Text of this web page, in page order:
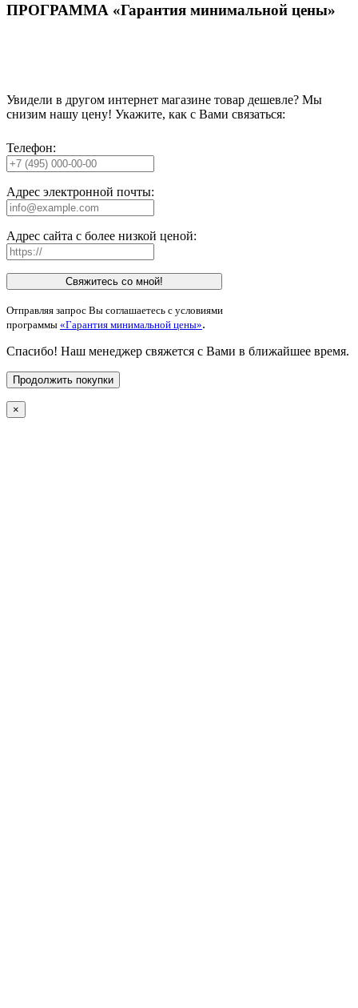
ПРОГРАММА «Гарантия минимальной цены»
Увидели в другом интернет магазине товар дешевле? Мы
снизим нашу цену! Укажите, как с Вами связаться:
Телефон:
Адрес электронной почты:
Адрес сайта с более низкой ценой:
Свяжитесь со мной!
Отправляя запрос Вы соглашаетесь с условиями
программы «Гарантия минимальной цены».
Спасибо! Наш менеджер свяжется с Вами в ближайшее время.
Продолжить покупки
×